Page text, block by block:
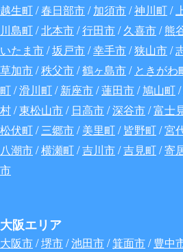
越生町/春日部市/加須市/神川町/
川島町/北本市/行田市/久喜市/熊
いたま市/坂戸市/幸手市/狭山市/
草加市/秩父市/鶴ヶ島市/ ときがわ
町/滑川町/新座市/蓮田市/鳩山町/
村/東松山市/ 日高市/深谷市/富士
松伏町/三郷市/美里町/皆野町/宮
八潮市/横瀬町/吉川市/吉見町/寄
市
大阪エリア
大阪市/堺市/池田市/箕面市/豊中